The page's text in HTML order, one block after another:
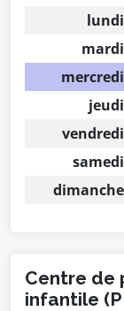
lundi
mardi
mercredi
jeudi
vendredi
samedi
dimanche
Centre de
infantile